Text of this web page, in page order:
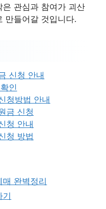
관심과 참여가 괴산
만들어갈 것입니다.
신청 안내
인
청방법 안내
금 신청
청 안내
청 방법
완벽정리